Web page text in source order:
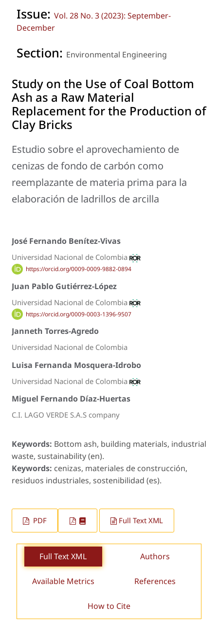
Issue: Vol. 28 No. 3 (2023): September-
December
Section: Environmental Engineering
Study on the Use of Coal Bottom
Ash as a Raw Material
Replacement for the Production of
Clay Bricks
Estudio sobre el aprovechamiento de
cenizas de fondo de carbón como
reemplazante de materia prima para la
elaboración de ladrillos de arcilla
José Fernando Benítez-Vivas
Universidad Nacional de Colombia
https://orcid.org/0009-0009-9882-0894
Juan Pablo Gutiérrez-López
Universidad Nacional de Colombia
https://orcid.org/0009-0003-1396-9507
Janneth Torres-Agredo
Universidad Nacional de Colombia
Luisa Fernanda Mosquera-Idrobo
Universidad Nacional de Colombia
Miguel Fernando Díaz-Huertas
C.I. LAGO VERDE S.A.S company
Keywords: Bottom ash, building materials, industrial
waste, sustainability (en).
Keywords: cenizas, materiales de construcción,
residuos industriales, sostenibilidad (es).
PDF Full Text XML
Full Text XML Authors
Available Metrics References
How to Cite